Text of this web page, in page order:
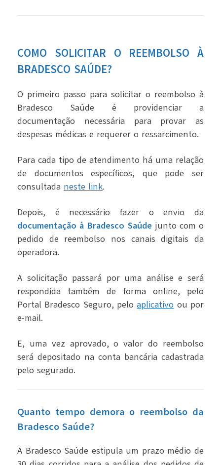
COMO SOLICITAR O REEMBOLSO À
BRADESCO SAÚDE?
O primeiro passo para solicitar o reembolso à
Bradesco Saúde é providenciar a
documentação necessária para provar as
despesas médicas e requerer o ressarcimento.
Para cada tipo de atendimento há uma relação
de documentos específicos, que pode ser
consultada neste link.
Depois, é necessário fazer o envio da
documentação à Bradesco Saúde junto com o
pedido de reembolso nos canais digitais da
operadora.
A solicitação passará por uma análise e será
respondida também de forma online, pelo
Portal Bradesco Seguro, peloaplicativo ou por
e-mail.
E, uma vez aprovado, o valor do reembolso
será depositado na conta bancária cadastrada
pelo segurado.
Quanto tempo demora o reembolso da
Bradesco Saúde?
A Bradesco Saúde estipula um prazo médio de